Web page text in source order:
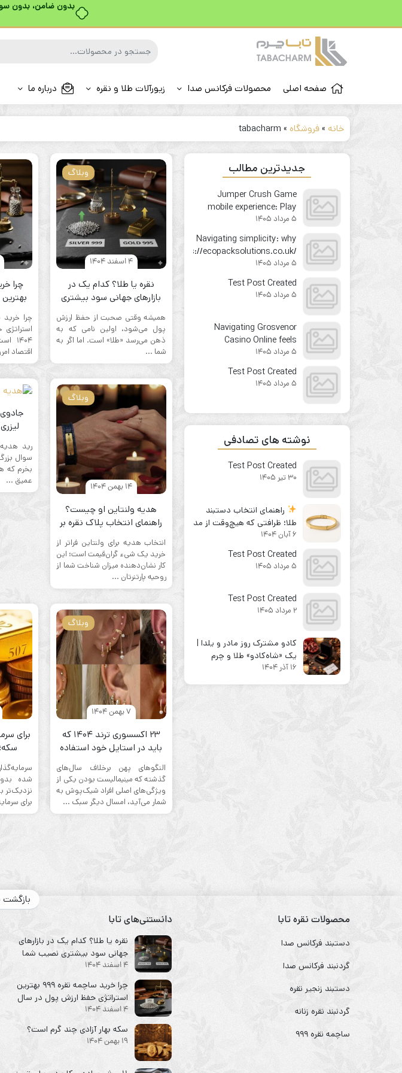
بدون ضامن، بدون
صفحه اصلی محصولات فرکانس صدا زیورآلات طلا و نقره درباره ما
خانه »فروشگاه »
tabacharm
وبلاگ
4 اسفند 1404
نقره یا طلا؟ کدام یک در
بازارهای جهانی سود بیشتری
همیشه وقتی صحبت از حفظ ارزش
پول می‌شود، اولین نامی که به
ذهن می‌رسد «طلا» است. اما اگر به
شما ...
اقتصاد
وبلاگ
14 بهمن 1404
هدیه ولنتاین او چیست؟
راهنمای انتخاب پلاک نقره بر
انتخاب هدیه برای ولنتاین فراتر از
خرید یک شیء گران‌قیمت است؛ این
کار نشان‌دهنده میزان شناخت شما از
روحیه پارتنرتان ...
رید
سوال
بخرم که
عمیق ...
وبلاگ
7 بهمن 1404
۲۳ اکسسوری ترند ۱۴۰۴ که
باید در استایل خود استفاده
النگوهای پهن برخلاف سال‌های
گذشته که مینیمالیست بودن یکی از
ویژگی‌های اصلی افراد شیک‌پوش به
شمار می‌آید، امسال دیگر سبک ...
برای
شده
نزدیک‌تر
برای
جدیدترین مطالب
Jumper Crush Game
mobile experience: Play
your favorite instant win
game on the go
5 مرداد 1405
Navigating simplicity: why
https://ecopacksolutions.co.uk/
feels like second nature
from the first click
5 مرداد 1405
Test Post Created
5 مرداد 1405
Navigating Grosvenor
Casino Online feels
surprisingly
straightforward for
newcomers
5 مرداد 1405
Test Post Created
5 مرداد 1405
نوشته های تصادفی
Test Post Created
30 تیر 1405
راهنمای انتخاب دستبند
طلا؛ ظرافتی که هیچ‌وقت از مد
نمی‌افتد
6 آبان 1404
Test Post Created
5 مرداد 1405
Test Post Created
2 مرداد 1405
کادو مشترک روز مادر و یلدا |
یک «شاه‌کادو» طلا و چرم
بخرید!
16 آذر 1404
بازگشت
محصولات نقره تابا
دستبند فرکانس صدا
گردنبند فرکانس صدا
دستبند زنجیر نقره
گردنبند نقره زنانه
ساچمه نقره ۹۹۹
دانستنی‌های تابا
نقره یا طلا؟ کدام یک در بازارهای
جهانی سود بیشتری نصیب شما
می‌کند؟
4 اسفند 1404
چرا خرید ساچمه نقره ۹۹۹ بهترین
استراتژی حفظ ارزش پول در سال
۱۴۰۴ است؟
4 اسفند 1404
سکه‌ بهار آزادی چند گرم است؟
19 بهمن 1404